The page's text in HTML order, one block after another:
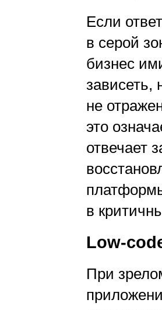
Если
в серой
бизнес
зависеть,
не
это
отвечает
в
Low-
При